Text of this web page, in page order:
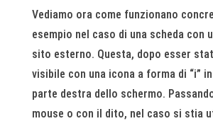
Vediamo ora come funzionano
esempio nel caso di una scheda con
sito esterno. Questa, dopo esser
visibile con una icona a forma di “i”
parte destra dello schermo.
mouse o con il dito, nel caso si stia